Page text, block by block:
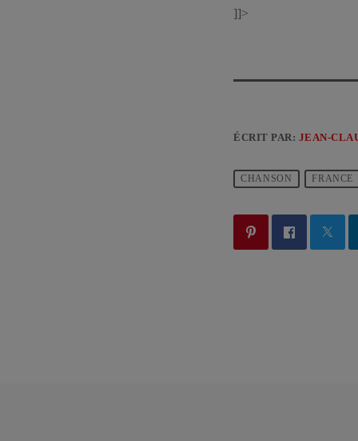
]]>
ÉCRIT PAR: JEAN-
CHANSON FRANCE